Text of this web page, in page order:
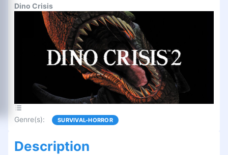
Dino Crisis
Genre(s): SURVIVAL-HORROR
Description